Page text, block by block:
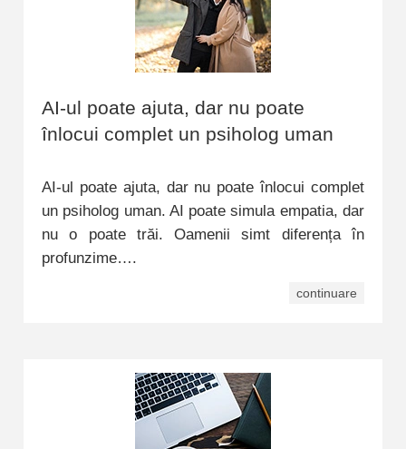
AI-ul poate ajuta, dar nu poate
înlocui complet un psiholog uman
AI-ul poate ajuta, dar nu poate înlocui complet
un psiholog uman. AI poate simula empatia, dar
nu o poate trăi. Oamenii simt diferența în
profunzime….
continuare